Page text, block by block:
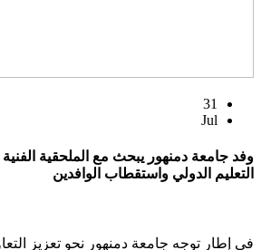
31
Jul
وفد جامعة دمنهور يبحث مع الملحقية الفنية
التعليم الدولي واستقطاب الوافدين
في إطار توجه جامعة دمنهور نحو تعزيز